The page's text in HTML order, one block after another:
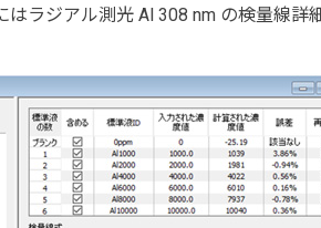
ラジアル測光 Al 308 nm の検量線詳